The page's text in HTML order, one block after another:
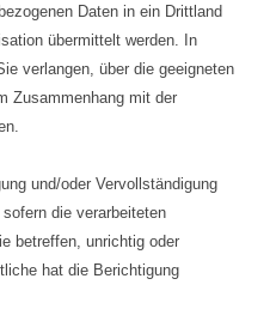
Daten in ein Drittland
übermittelt werden. In
verlangen, über die geeigneten
Zusammenhang mit der
und/oder Vervollständigung
die verarbeiteten
betreffen, unrichtig oder
hat die Berichtigung